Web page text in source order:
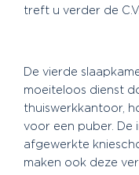
treft u verder de
De vierde
moeiteloos dienst
thuiswerkkantoor,
voor een puber. De
afgewerkte
maken ook deze